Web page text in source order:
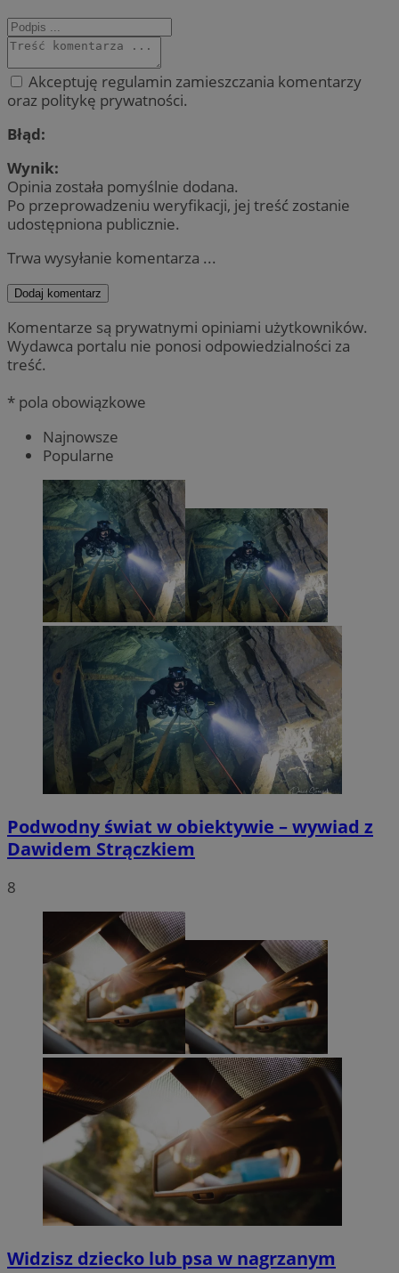
Akceptuję regulamin zamieszczania komentarzy
oraz politykę prywatności.
Błąd:
Wynik:
Opinia została pomyślnie dodana.
Po przeprowadzeniu weryfikacji, jej treść zostanie
udostępniona publicznie.
Trwa wysyłanie komentarza ...
Dodaj komentarz
Komentarze są prywatnymi opiniami użytkowników.
Wydawca portalu nie ponosi odpowiedzialności za
treść.
* pola obowiązkowe
Najnowsze
Popularne
Podwodny świat w obiektywie – wywiad z
Dawidem Strączkiem
8
Widzisz dziecko lub psa w nagrzanym